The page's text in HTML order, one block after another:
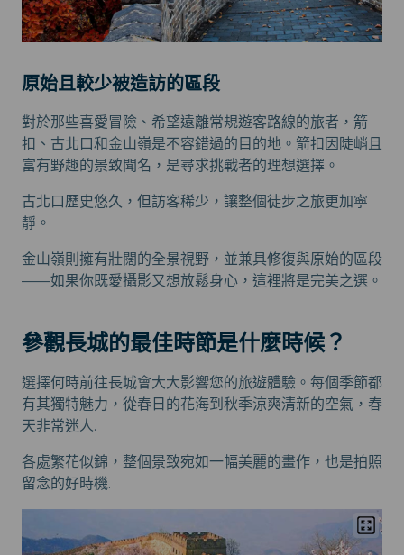
原始且較少被造訪的區段
對於那些喜愛冒險、希望遠離常規遊客路線的旅者，箭
扣、古北口和金山嶺是不容錯過的目的地。箭扣因陡峭且
富有野趣的景致聞名，是尋求挑戰者的理想選擇。
古北口歷史悠久，但訪客稀少，讓整個徒步之旅更加寧
靜。
金山嶺則擁有壯闊的全景視野，並兼具修復與原始的區段
——如果你既愛攝影又想放鬆身心，這裡將是完美之選。
參觀長城的最佳時節是什麼時候？
選擇何時前往長城會大大影響您的旅遊體驗。每個季節都
有其獨特魅力，從春日的花海到秋季涼爽清新的空氣，春
天非常迷人.
各處繁花似錦，整個景致宛如一幅美麗的畫作，也是拍照
留念的好時機.